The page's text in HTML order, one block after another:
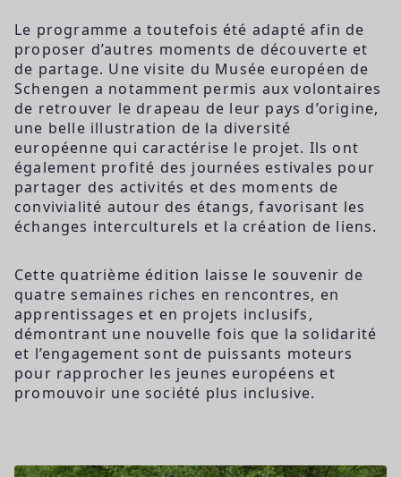
Le programme a toutefois été adapté afin de
proposer d’autres moments de découverte et
de partage. Une visite du Musée européen de
Schengen a notamment permis aux volontaires
de retrouver le drapeau de leur pays d’origine,
une belle illustration de la diversité
européenne qui caractérise le projet. Ils ont
également profité des journées estivales pour
partager des activités et des moments de
convivialité autour des étangs, favorisant les
échanges interculturels et la création de liens.
Cette quatrième édition laisse le souvenir de
quatre semaines riches en rencontres, en
apprentissages et en projets inclusifs,
démontrant une nouvelle fois que la solidarité
et l’engagement sont de puissants moteurs
pour rapprocher les jeunes européens et
promouvoir une société plus inclusive.